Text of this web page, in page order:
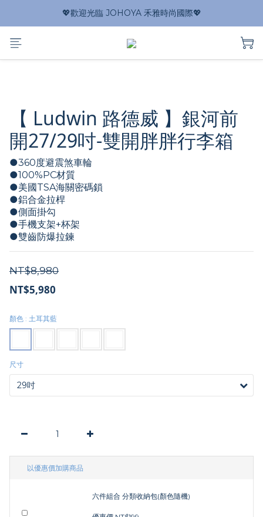
💖歡迎光臨 JOHOYA 禾雅時尚國際💖
【 Ludwin 路德威 】銀河前
開27/29吋-雙開胖胖行李箱
●360度避震煞車輪
●100%PC材質
●美國TSA海關密碼鎖
●鋁合金拉桿
●側面掛勾
●手機支架+杯架
●雙齒防爆拉鍊
NT$8,980
NT$5,980
顏色 : 土耳其藍
尺寸
以優惠價加購商品
六件組合 分類收納包(顏色隨機)